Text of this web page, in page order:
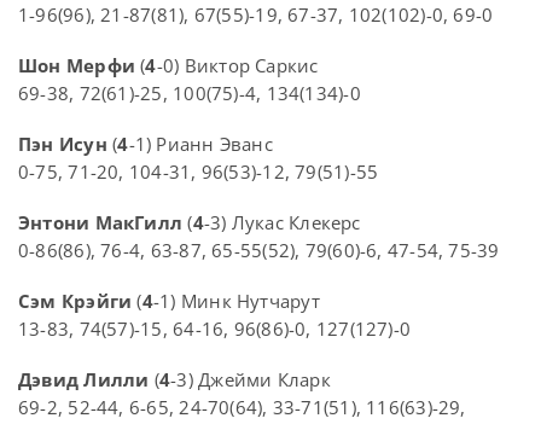
1-96(96), 21-87(81), 67(55)-19, 67-37, 102(102)-0, 69-0
Шон Мерфи (4-0) Виктор Саркис
69-38, 72(61)-25, 100(75)-4, 134(134)-0
Пэн Исун (4-1) Рианн Эванс
0-75, 71-20, 104-31, 96(53)-12, 79(51)-55
Энтони МакГилл (4-3) Лукас Клекерс
0-86(86), 76-4, 63-87, 65-55(52), 79(60)-6, 47-54, 75-39
Сэм Крэйги (4-1) Минк Нутчарут
13-83, 74(57)-15, 64-16, 96(86)-0, 127(127)-0
Дэвид Лилли (4-3) Джейми Кларк
69-2, 52-44, 6-65, 24-70(64), 33-71(51), 116(63)-29,